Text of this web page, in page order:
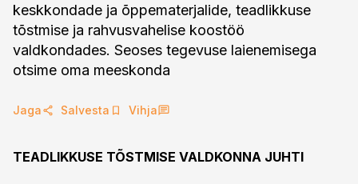
keskkondade ja õppematerjalide, teadlikkuse
tõstmise ja rahvusvahelise koostöö
valdkondades. Seoses tegevuse laienemisega
otsime oma meeskonda
Jaga Salvesta Vihja
TEADLIKKUSE TÕSTMISE VALDKONNA JUHTI